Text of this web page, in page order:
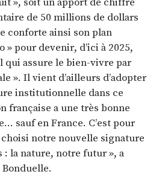
de 50 millions de dollars
conforte ainsi son plan
» pour devenir, d’ici à 2025,
qui assure le bien-vivre par
». Il vient d’ailleurs d’adopter
institutionnelle dans ce
française a une très bonne
sauf en France. C’est pour
notre nouvelle signature
: la nature, notre futur », a